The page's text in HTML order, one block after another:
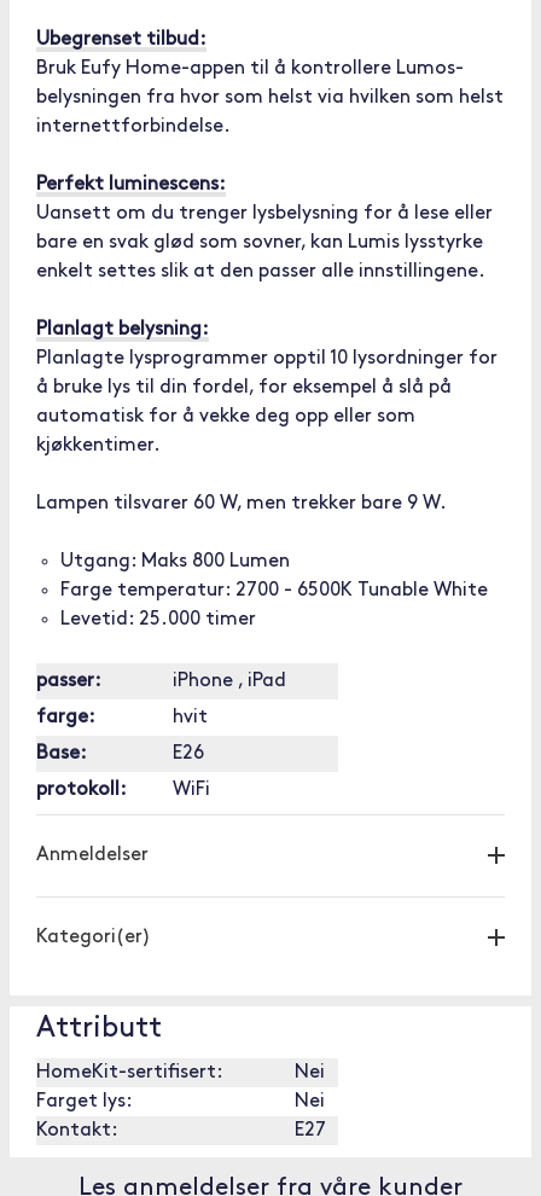
Ubegrenset tilbud:
Bruk Eufy Home-appen til å kontrollere Lumos-
belysningen fra hvor som helst via hvilken som helst
internettforbindelse.
Perfekt luminescens:
Uansett om du trenger lysbelysning for å lese eller
bare en svak glød som sovner, kan Lumis lysstyrke
enkelt settes slik at den passer alle innstillingene.
Planlagt belysning:
Planlagte lysprogrammer opptil 10 lysordninger for
å bruke lys til din fordel, for eksempel å slå på
automatisk for å vekke deg opp eller som
kjøkkentimer.
Lampen tilsvarer 60 W, men trekker bare 9 W.
Utgang: Maks 800 Lumen
Farge temperatur: 2700 - 6500K Tunable White
Levetid: 25.000 timer
passer:
iPhone , iPad
farge:
hvit
Base:
E26
protokoll:
WiFi
Anmeldelser
Kategori(er)
Attributt
HomeKit-sertifisert:
Nei
Farget lys:
Nei
Kontakt:
E27
Les anmeldelser fra våre kunder